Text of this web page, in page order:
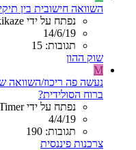
השוואה חישובית בין
נפתח על ידי Yukikaze
14/6/19
תגובות: 15
שוק ההון
M
נעשה פה ריכוז/השוואה
ברוח הסולידית?
נפתח על ידי MarketTimer
4/4/19
תגובות: 190
צרכנות פיננסית